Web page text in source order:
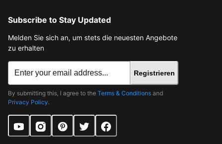
Subscribe to Stay Updated
Melden Sie sich an, um stets die neuesten Angebote
zu erhalten
Registrieren
By submitting this, I agree to the Terms & Conditions and
Privacy Policy.